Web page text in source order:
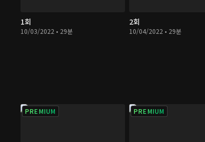
1회
10/03/2022 • 29분
2회
10/04/2022 • 29분
PREMIUM PREMIUM